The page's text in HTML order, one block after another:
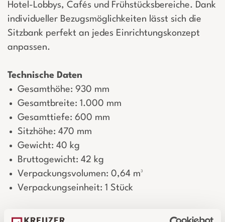
Hotel-Lobbys, Cafés und Frühstücksbereiche. Dank
individueller Bezugsmöglichkeiten lässt sich die
Sitzbank perfekt an jedes Einrichtungskonzept
anpassen.
Technische Daten
Gesamthöhe: 930 mm
Gesamtbreite: 1.000 mm
Gesamttiefe: 600 mm
Sitzhöhe: 470 mm
Gewicht: 40 kg
Bruttogewicht: 42 kg
Verpackungsvolumen: 0,64 m³
Verpackungseinheit: 1 Stück
Maßgeschneiderte Polsterung